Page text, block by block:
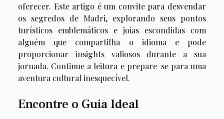
oferecer. Este artigo é um convite para desvendar
os segredos de Madri, explorando seus pontos
turísticos emblemáticos e joias escondidas com
alguém que compartilha o idioma e pode
proporcionar insights valiosos durante a sua
jornada. Continue a leitura e prepare-se para uma
aventura cultural inesquecível.
Encontre o Guia Ideal